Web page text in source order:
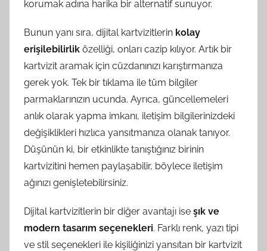
korumak adına harika bir alternatif sunuyor.
Bunun yanı sıra, dijital kartvizitlerin kolay
erişilebilirlik özelliği, onları cazip kılıyor. Artık bir
kartvizit aramak için cüzdanınızı karıştırmanıza
gerek yok. Tek bir tıklama ile tüm bilgiler
parmaklarınızın ucunda. Ayrıca, güncellemeleri
anlık olarak yapma imkanı, iletişim bilgilerinizdeki
değişiklikleri hızlıca yansıtmanıza olanak tanıyor.
Düşünün ki, bir etkinlikte tanıştığınız birinin
kartvizitini hemen paylaşabilir, böylece iletişim
ağınızı genişletebilirsiniz.
Dijital kartvizitlerin bir diğer avantajı ise şık ve
modern tasarım seçenekleri. Farklı renk, yazı tipi
ve stil seçenekleri ile kişiliğinizi yansıtan bir kartvizit